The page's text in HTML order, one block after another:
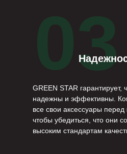
03
GREEN STAR гарантирует,
надежны и эффективны.
все свои аксессуары
чтобы убедиться, что они
высоким стандартам